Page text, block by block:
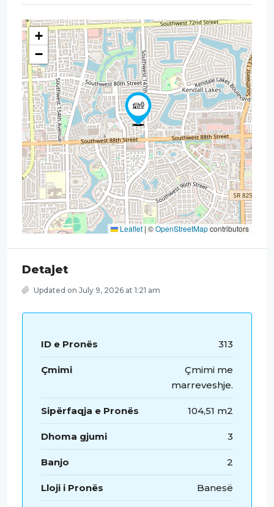
+
−
Leaflet | ©OpenStreetMapcontributors
Detajet
Updated on July 9, 2026 at 1:21 am
ID e Pronës 313
Çmimi
Çmimi me
marreveshje.
Sipërfaqja e Pronës 104,51 m2
Dhoma gjumi 3
Banjo 2
Lloji i Pronës Banesë